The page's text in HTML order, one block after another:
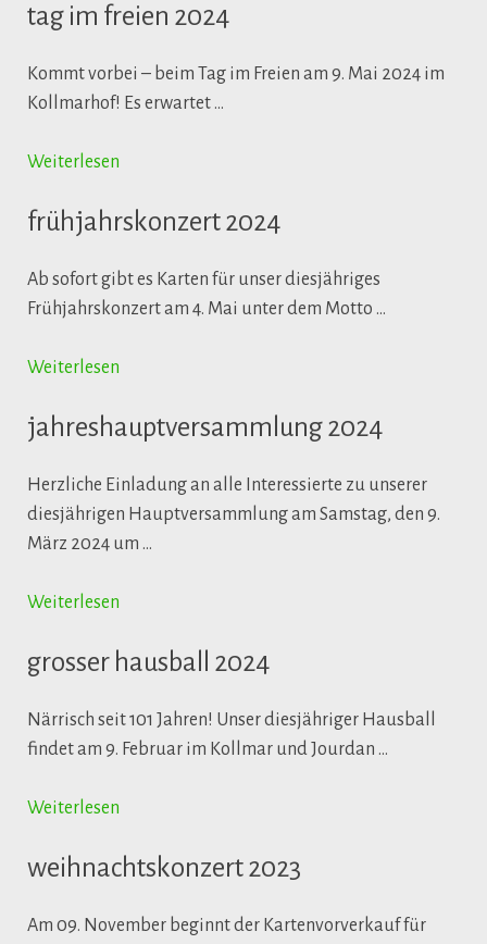
tag im freien 2024
Kommt vorbei – beim Tag im Freien am 9. Mai 2024 im
Kollmarhof! Es erwartet …
Weiterlesen
frühjahrskonzert 2024
Ab sofort gibt es Karten für unser diesjähriges
Frühjahrskonzert am 4. Mai unter dem Motto …
Weiterlesen
jahreshauptversammlung 2024
Herzliche Einladung an alle Interessierte zu unserer
diesjährigen Hauptversammlung am Samstag, den 9.
März 2024 um …
Weiterlesen
grosser hausball 2024
Närrisch seit 101 Jahren! Unser diesjähriger Hausball
findet am 9. Februar im Kollmar und Jourdan …
Weiterlesen
weihnachtskonzert 2023
Am 09. November beginnt der Kartenvorverkauf für